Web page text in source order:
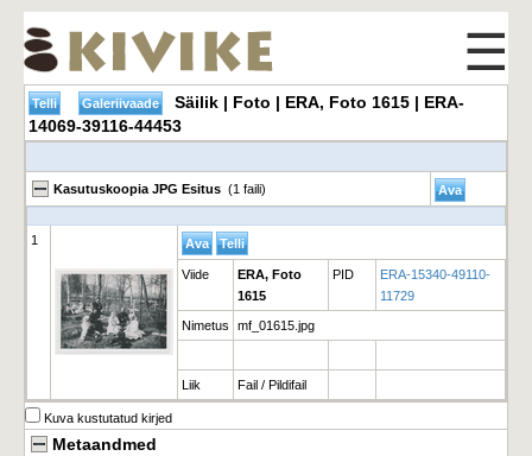
☰
Säilik | Foto | ERA, Foto 1615 | ERA-
14069-39116-44453
Kasutuskoopia JPG Esitus (1 faili)
1
Viide
ERA, Foto
1615
PID
ERA-15340-49110-
11729
Nimetus mf_01615.jpg
Liik Fail / Pildifail
Kuva kustutatud kirjed
Metaandmed